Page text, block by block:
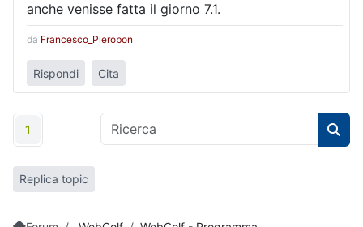
anche venisse fatta il giorno 7.1.
da Francesco_Pierobon
Rispondi Cita
1
Replica topic